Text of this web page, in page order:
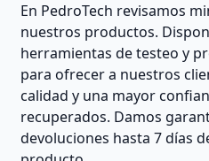
En PedroTech revisamos
nuestros productos.
herramientas de testeo y
para ofrecer a nuestros
calidad y una mayor
recuperados. Damos
devoluciones hasta 7 días